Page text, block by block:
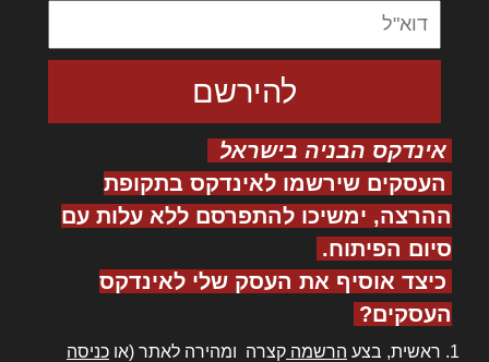
אינדקס הבניה בישראל
העסקים שירשמו לאינדקס בתקופת
ההרצה, ימשיכו להתפרסם ללא עלות עם
סיום הפיתוח.
כיצד אוסיף את העסק שלי לאינדקס
העסקים?
ראשית, בצע הרשמה קצרה ומהירה לאתר (או כניסה